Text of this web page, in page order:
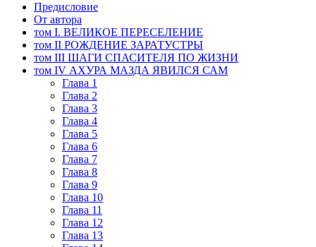
Предисловие
От автора
том I. ВЕЛИКОЕ ПЕРЕСЕЛЕНИЕ
том II РОЖДЕНИЕ ЗАРАТУСТРЫ
том III ШАГИ СПАСИТЕЛЯ ПО ЖИЗНИ
том IV АХУРА МАЗДА ЯВИЛСЯ САМ
Глава 1
Глава 2
Глава 3
Глава 4
Глава 5
Глава 6
Глава 7
Глава 8
Глава 9
Глава 10
Глава 11
Глава 12
Глава 13